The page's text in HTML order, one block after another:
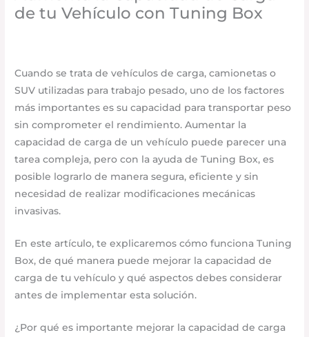
de tu Vehículo con Tuning Box
Cuando se trata de vehículos de carga, camionetas o
SUV utilizadas para trabajo pesado, uno de los factores
más importantes es su capacidad para transportar peso
sin comprometer el rendimiento. Aumentar la
capacidad de carga de un vehículo puede parecer una
tarea compleja, pero con la ayuda de Tuning Box, es
posible lograrlo de manera segura, eficiente y sin
necesidad de realizar modificaciones mecánicas
invasivas.
En este artículo, te explicaremos cómo funciona Tuning
Box, de qué manera puede mejorar la capacidad de
carga de tu vehículo y qué aspectos debes considerar
antes de implementar esta solución.
¿Por qué es importante mejorar la capacidad de carga